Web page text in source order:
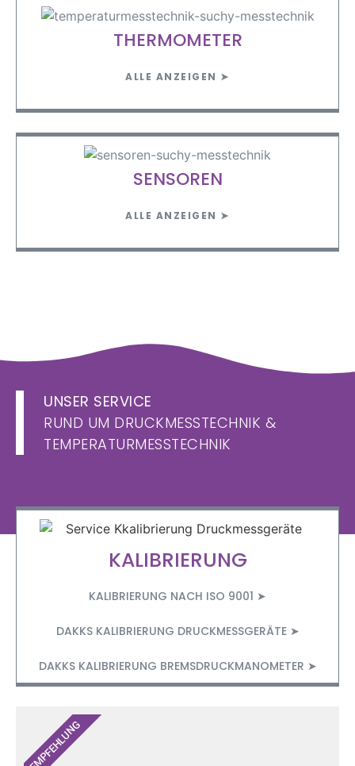
THERMOMETER
ALLE ANZEIGEN ➤
SENSOREN
ALLE ANZEIGEN ➤
UNSER SERVICE
RUND UM DRUCKMESSTECHNIK &
TEMPERATURMESSTECHNIK
KALIBRIERUNG
KALIBRIERUNG NACH ISO 9001 ➤
DAKKS KALIBRIERUNG DRUCKMESSGERÄTE ➤
DAKKS KALIBRIERUNG BREMSDRUCKMANOMETER ➤
EMPFEHLUNG